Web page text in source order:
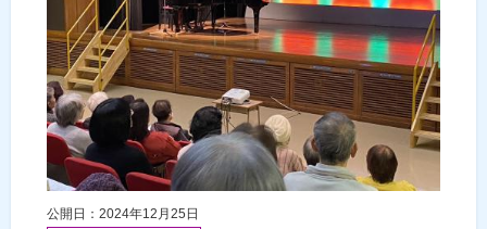
公開日：2024年12月25日